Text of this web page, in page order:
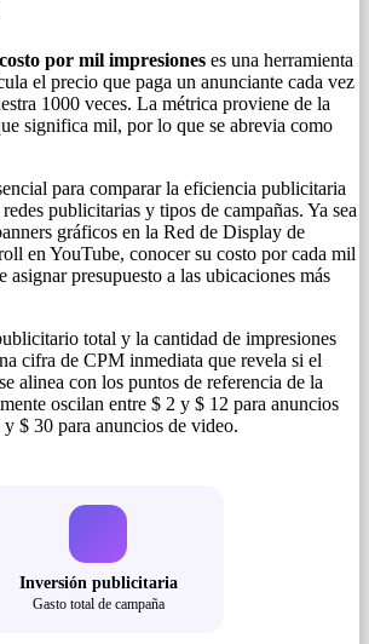
por mil impresiones es una herramienta
el precio que paga un anunciante cada vez
1000 veces. La métrica proviene de la
significa mil, por lo que se abrevia como
para comparar la eficiencia publicitaria
publicitarias y tipos de campañas. Ya sea
gráficos en la Red de Display de
en YouTube, conocer su costo por cada mil
asignar presupuesto a las ubicaciones más
total y la cantidad de impresiones
cifra de CPM inmediata que revela si el
alinea con los puntos de referencia de la
oscilan entre $ 2 y $ 12 para anuncios
$ 30 para anuncios de video.
Inversión publicitaria
Gasto total de campaña